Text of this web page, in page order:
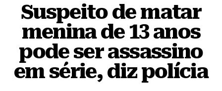
Suspeito de matar
menina de 13 anos
pode ser assassino
em série, diz polícia